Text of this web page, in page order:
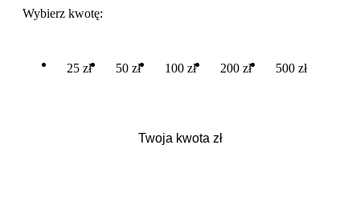
Wybierz kwotę:
25 zł 50 zł 100 zł 200 zł 500 zł